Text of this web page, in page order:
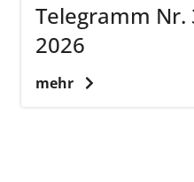
Telegramm Nr.
2026
mehr